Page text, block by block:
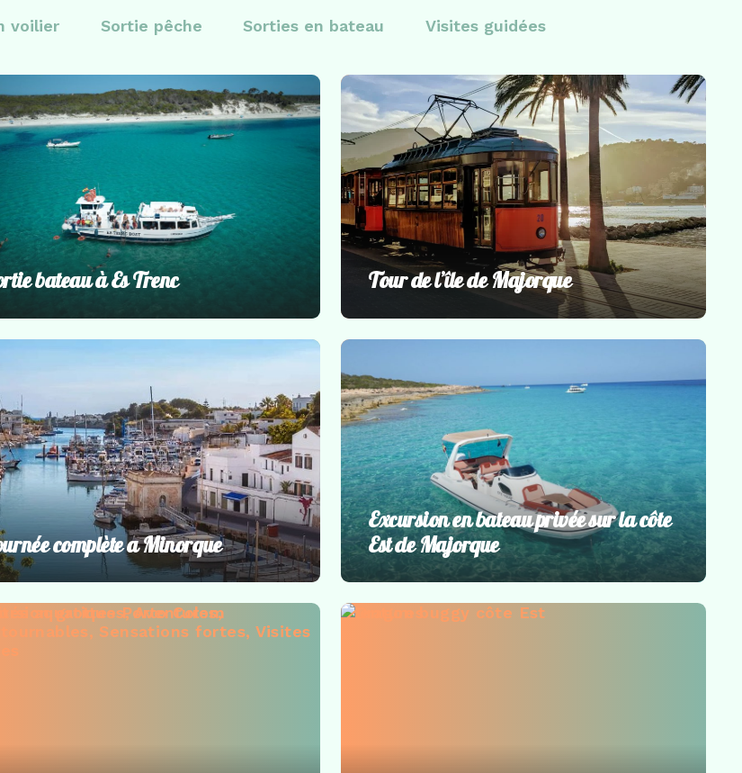
voilier Sortie pêche Sorties en bateau Visites guidées
bateau à Es Trenc
découverte Sorties en bateau
Tour de l’île de Majorque
Incontournables,Visites guidées
complète a Minorque
Excursion en bateau privée sur la côte
Est de Majorque
Groupes
bateau
aquatiques,Aventures,
, Sensations fortes, Visites
Aventures